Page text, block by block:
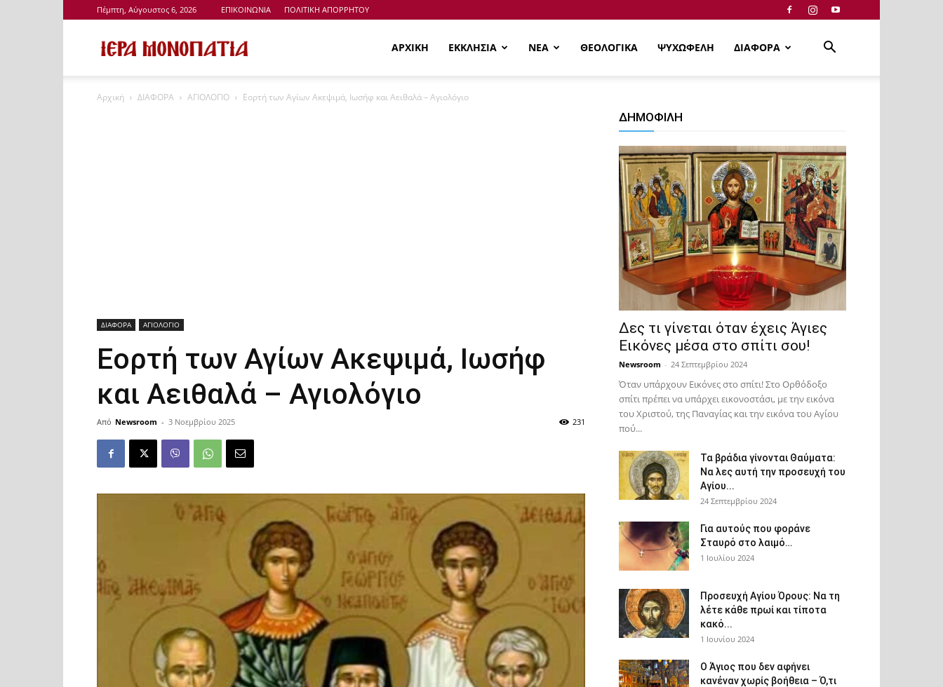
Πέμπτη, Αύγουστος 6, 2026 ΕΠΙΚΟΙΝΩΝΙΑ ΠΟΛΙΤΙΚΗ ΑΠΟΡΡΗΤΟΥ
Μονοπάτια
ΑΡΧΙΚΗ ΕΚΚΛΗΣΙΑ ΝΕΑ ΘΕΟΛΟΓΙΚΑ ΨΥΧΩΦΕΛΗ ΔΙΑΦΟΡΑ
Αρχική ΔΙΑΦΟΡΑ ΑΓΙΟΛΟΓΙΟ Εορτή των Αγίων Ακεψιμά, Ιωσήφ και Αειθαλά – Αγιολόγιο
ΔΙΑΦΟΡΑ ΑΓΙΟΛΟΓΙΟ
Εορτή των Αγίων Ακεψιμά, Ιωσήφ
και Αειθαλά – Αγιολόγιο
Από Newsroom - 3 Νοεμβρίου 2025 231
ΔΗΜΟΦΙΛΗ
Δες τι γίνεται όταν έχεις Άγιες
Εικόνες μέσα στο σπίτι σου!
Newsroom - 24 Σεπτεμβρίου 2024
Όταν υπάρχουν Εικόνες στο σπίτι! Στο Ορθόδοξο
σπίτι πρέπει να υπάρχει εικονοστάσι, με την εικόνα
του Χριστού, της Παν­αγίας και την εικόνα του Αγίου
πού...
Τα βράδια γίνονται Θαύματα:
Να λες αυτή την προσευχή του
Αγίου...
24 Σεπτεμβρίου 2024
Για αυτούς που φοράνε
Σταυρό στο λαιμό…
1 Ιουλίου 2024
Προσευχή Αγίου Όρους: Να τη
λέτε κάθε πρωί και τίποτα
κακό...
1 Ιουνίου 2024
Ο Άγιος που δεν αφήνει
κανέναν χωρίς βοήθεια – Ό,τι